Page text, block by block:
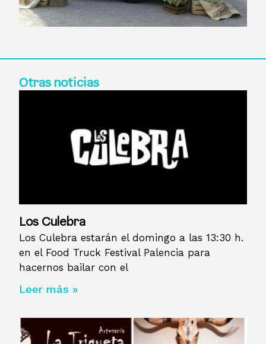
Otras noticias
Los Culebra
Los Culebra estarán el domingo a las 13:30 h.
en el Food Truck Festival Palencia para
hacernos bailar con el
Leer más »